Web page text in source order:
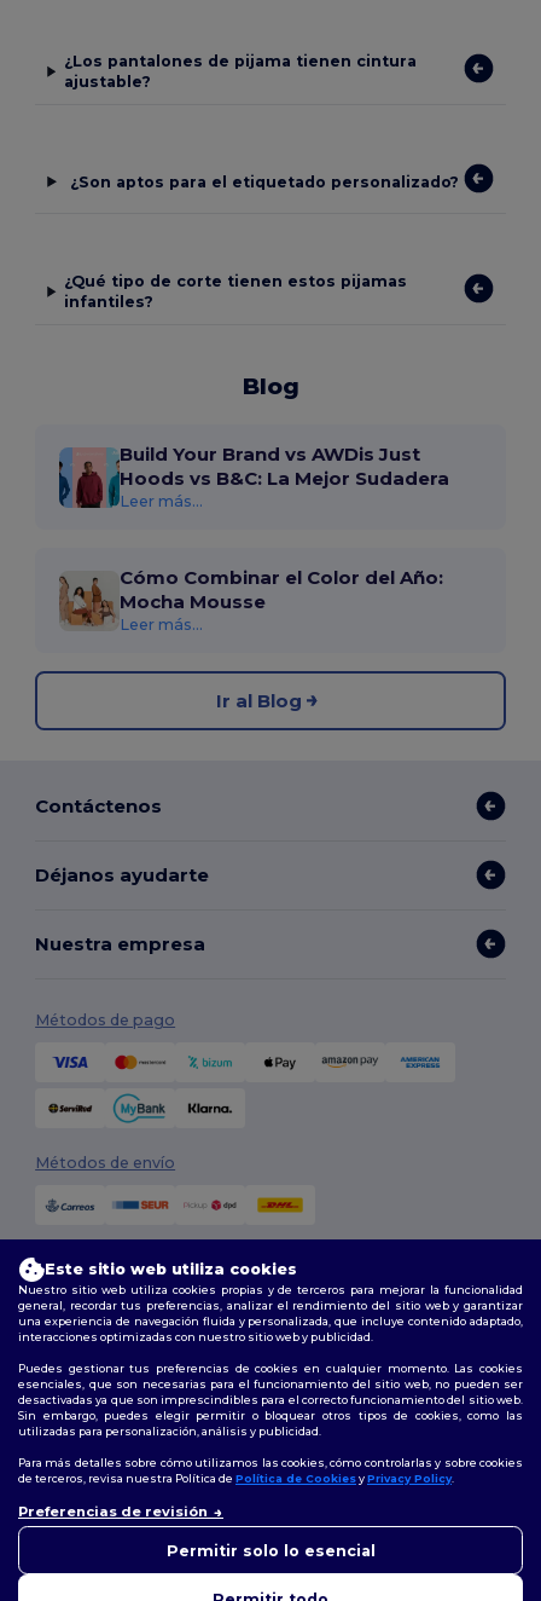
¿Los pantalones de pijama tienen cintura
ajustable?
¿Son aptos para el etiquetado personalizado?
¿Qué tipo de corte tienen estos pijamas
infantiles?
Blog
Build Your Brand vs AWDis Just
Hoods vs B&C: La Mejor Sudadera
Leer más...
Cómo Combinar el Color del Año:
Mocha Mousse
Leer más...
Ir al Blog
Contáctenos
Déjanos ayudarte
Nuestra empresa
Métodos de pago
Métodos de envío
2026. Todos los derechos reservados
Términos y Condiciones| Política de personalización|Política de
Privacidad|Política de Cookies |Mapa del sitio
Síguenos
Madrid|Barcelona|Valencia|Seville|Zaragoza|Málaga|Murcia|
Alicante
Este sitio web utiliza cookies
Nuestro sitio web utiliza cookies propias y de terceros para mejorar la funcionalidad
general, recordar tus preferencias, analizar el rendimiento del sitio web y garantizar
una experiencia de navegación fluida y personalizada, que incluye contenido adaptado,
interacciones optimizadas con nuestro sitio web y publicidad.
Puedes gestionar tus preferencias de cookies en cualquier momento. Las cookies
esenciales, que son necesarias para el funcionamiento del sitio web, no pueden ser
desactivadas ya que son imprescindibles para el correcto funcionamiento del sitio web.
Sin embargo, puedes elegir permitir o bloquear otros tipos de cookies, como las
utilizadas para personalización, análisis y publicidad.
Para más detalles sobre cómo utilizamos las cookies, cómo controlarlas y sobre cookies
de terceros, revisa nuestra Política de Política de CookiesyPrivacy Policy.
Preferencias de revisión
Permitir solo lo esencial
cualquier momento. Nuestro